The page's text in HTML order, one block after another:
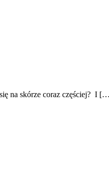
na skórze coraz częściej? I